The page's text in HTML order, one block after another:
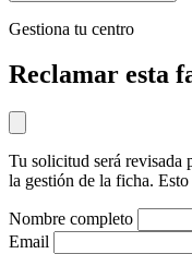
Gestiona tu centro
Reclamar esta
Tu solicitud será revisada
la gestión de la ficha.
Nombre completo
Email